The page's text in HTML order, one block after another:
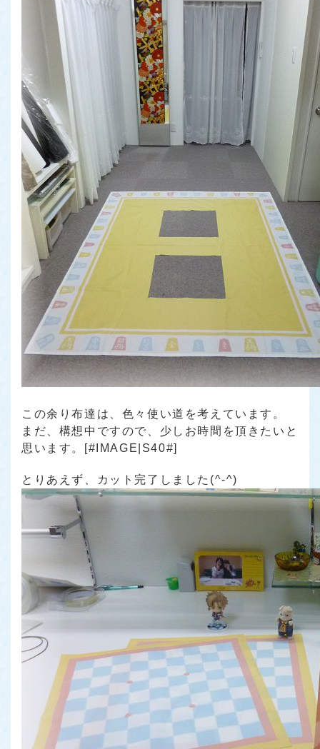
この余り布達は、色々使い道を考えています。
まだ、構想中ですので、少しお時間を頂きたいと
思います。[#IMAGE|S40#]
とりあえず、カット完了しました(^-^)